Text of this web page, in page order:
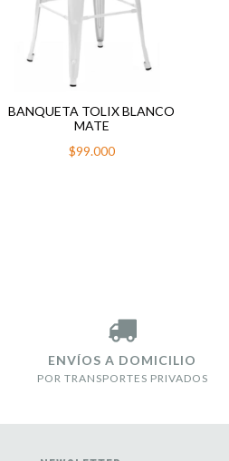
BANQUETA TOLIX BLANCO
MATE
$99.000
ENVÍOS A DOMICILIO
POR TRANSPORTES PRIVADOS